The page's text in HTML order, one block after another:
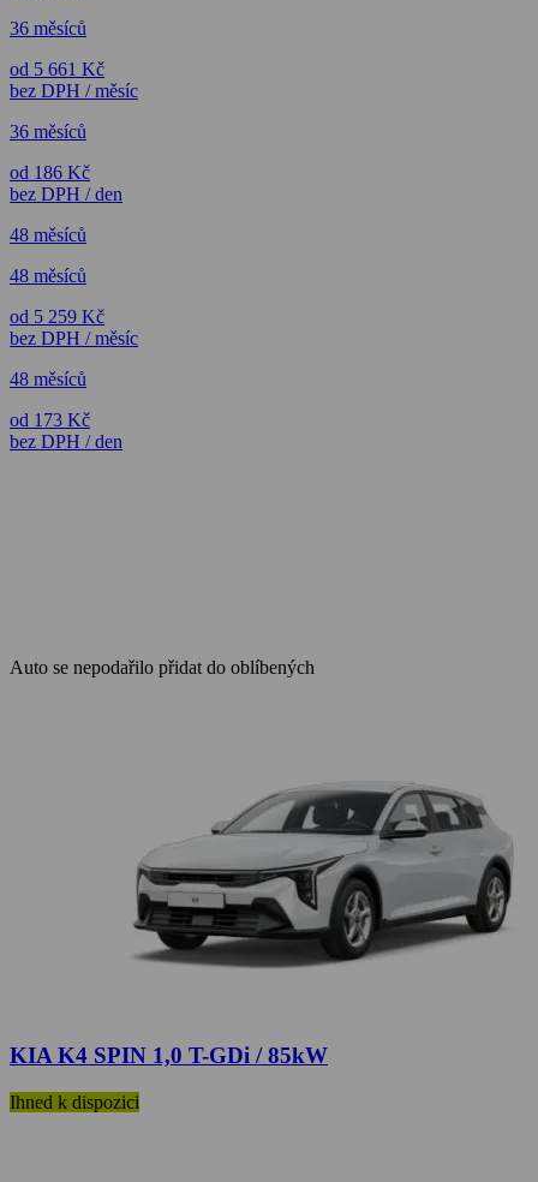
36 měsíců
od 5 661 Kč
bez DPH / měsíc
36 měsíců
od 186 Kč
bez DPH / den
48 měsíců
48 měsíců
od 5 259 Kč
bez DPH / měsíc
48 měsíců
od 173 Kč
bez DPH / den
Auto se nepodařilo přidat do oblíbených
KIA K4 SPIN 1,0 T-GDi / 85kW
Ihned k dispozici